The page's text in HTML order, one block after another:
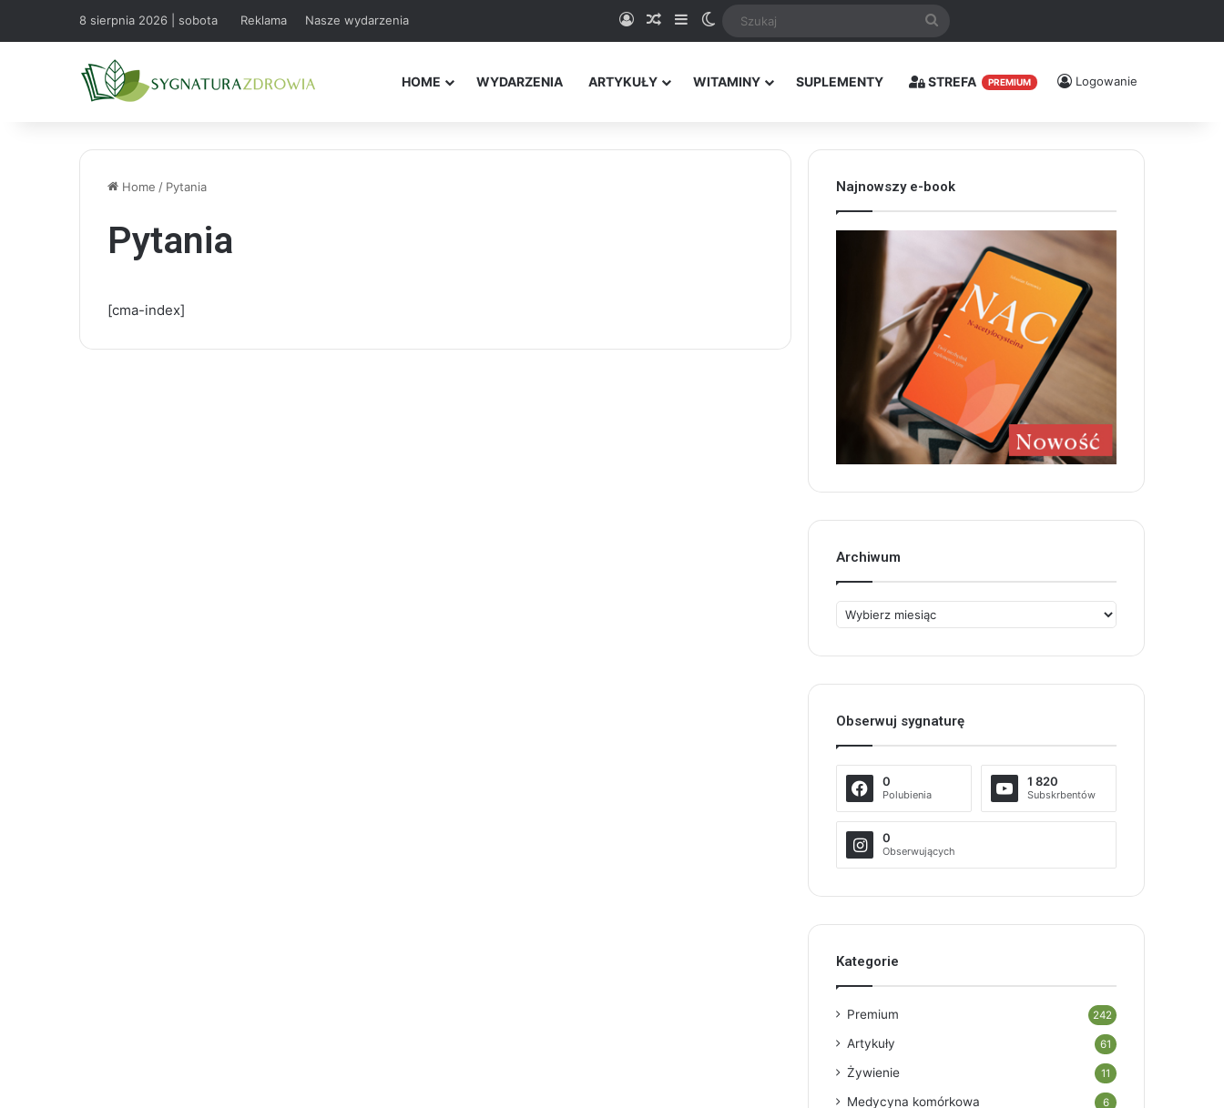
8 sierpnia 2026 | sobota Reklama Nasze wydarzenia Logowanie
Random Article
SidebarSwitch skin
HOME WYDARZENIA ARTYKUŁY WITAMINY SUPLEMENTY STREFA PREMIUM Logowanie
Home / Pytania
Pytania
[cma-index]
Najnowszy e-book
Archiwum
Archiwum
Obserwuj sygnaturę
0
Polubienia
1 820
Subskrbentów
0
Obserwujących
Kategorie
Premium 242
Artykuły 61
Żywienie 11
Medycyna komórkowa 6